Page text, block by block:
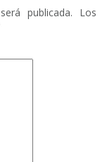
publicada.
Los